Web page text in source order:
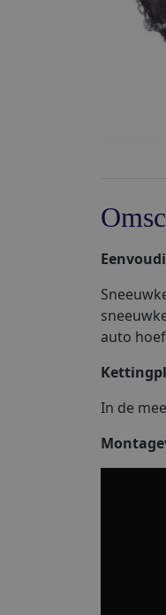
auto
In de